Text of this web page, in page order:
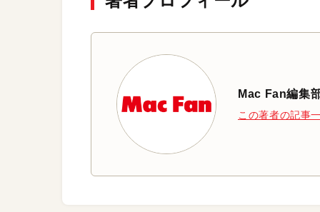
Mac Fan編集
この著者の記事